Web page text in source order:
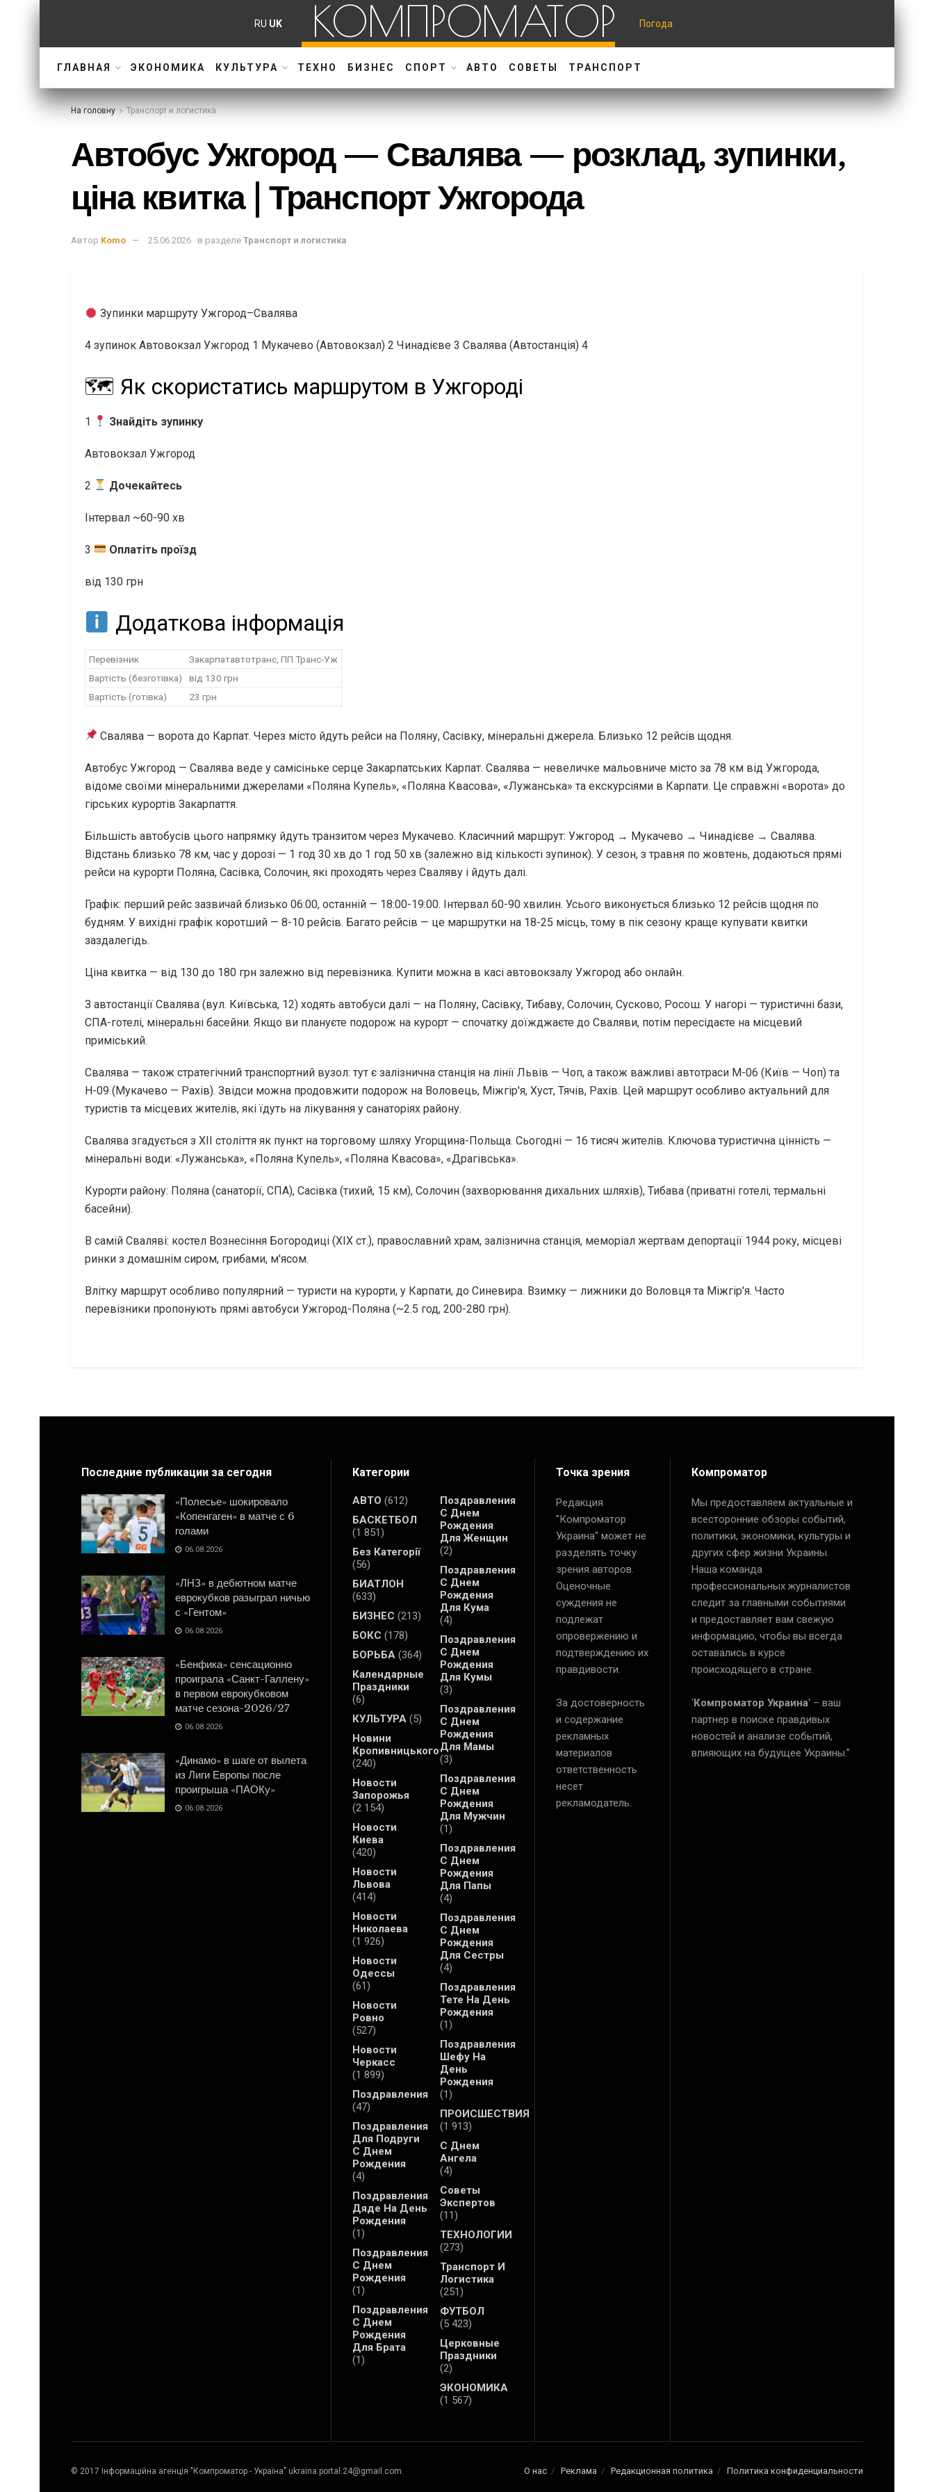
RU UK КОМПРОМАТОР Погода
ГЛАВНАЯ ЭКОНОМИКА КУЛЬТУРА ТЕХНО БИЗНЕС СПОРТ АВТО СОВЕТЫ ТРАНСПОРТ
На головну Транспорт и логистика
Автобус Ужгород — Свалява — розклад, зупинки,
ціна квитка | Транспорт Ужгорода
Автор Komo 25.06.2026 в разделе Транспорт и логистика
Зупинки маршруту Ужгород–Свалява
4 зупинок Автовокзал Ужгород 1 Мукачево (Автовокзал) 2 Чинадієве 3 Свалява (Автостанція) 4
🗺 Як скористатись маршрутом в Ужгороді
1 Знайдіть зупинку
Автовокзал Ужгород
2 Дочекайтесь
Інтервал ~60-90 хв
3 Оплатіть проїзд
від 130 грн
Додаткова інформація
Перевізник
Закарпатавтотранс, ПП Транс-Уж
Вартість (безготівка)
від 130 грн
Вартість (готівка)
23 грн
Свалява — ворота до Карпат. Через місто йдуть рейси на Поляну, Сасівку, мінеральні джерела. Близько 12 рейсів щодня.
Автобус Ужгород — Свалява веде у самісіньке серце Закарпатських Карпат. Свалява — невеличке мальовниче місто за 78 км від Ужгорода,
відоме своїми мінеральними джерелами «Поляна Купель», «Поляна Квасова», «Лужанська» та екскурсіями в Карпати. Це справжні «ворота» до
гірських курортів Закарпаття.
Більшість автобусів цього напрямку йдуть транзитом через Мукачево. Класичний маршрут: Ужгород → Мукачево → Чинадієве → Свалява.
Відстань близько 78 км, час у дорозі — 1 год 30 хв до 1 год 50 хв (залежно від кількості зупинок). У сезон, з травня по жовтень, додаються прямі
рейси на курорти Поляна, Сасівка, Солочин, які проходять через Сваляву і йдуть далі.
Графік: перший рейс зазвичай близько 06:00, останній — 18:00-19:00. Інтервал 60-90 хвилин. Усього виконується близько 12 рейсів щодня по
будням. У вихідні графік коротший — 8-10 рейсів. Багато рейсів — це маршрутки на 18-25 місць, тому в пік сезону краще купувати квитки
заздалегідь.
Ціна квитка — від 130 до 180 грн залежно від перевізника. Купити можна в касі автовокзалу Ужгород або онлайн.
З автостанції Свалява (вул. Київська, 12) ходять автобуси далі — на Поляну, Сасівку, Тибаву, Солочин, Сусково, Росош. У нагорі — туристичні бази,
СПА-готелі, мінеральні басейни. Якщо ви плануєте подорож на курорт — спочатку доїжджаєте до Сваляви, потім пересідаєте на місцевий
приміський.
Свалява — також стратегічний транспортний вузол: тут є залізнична станція на лінії Львів — Чоп, а також важливі автотраси М-06 (Київ — Чоп) та
H-09 (Мукачево — Рахів). Звідси можна продовжити подорож на Воловець, Міжгір'я, Хуст, Тячів, Рахів. Цей маршрут особливо актуальний для
туристів та місцевих жителів, які їдуть на лікування у санаторіях району.
Свалява згадується з XII століття як пункт на торговому шляху Угорщина-Польща. Сьогодні — 16 тисяч жителів. Ключова туристична цінність —
мінеральні води: «Лужанська», «Поляна Купель», «Поляна Квасова», «Драгівська».
Курорти району: Поляна (санаторії, СПА), Сасівка (тихий, 15 км), Солочин (захворювання дихальних шляхів), Тибава (приватні готелі, термальні
басейни).
В самій Сваляві: костел Вознесіння Богородиці (XIX ст.), православний храм, залізнична станція, меморіал жертвам депортації 1944 року, місцеві
ринки з домашнім сиром, грибами, м'ясом.
Влітку маршрут особливо популярний — туристи на курорти, у Карпати, до Синевира. Взимку — лижники до Воловця та Міжгір'я. Часто
перевізники пропонують прямі автобуси Ужгород-Поляна (~2.5 год, 200-280 грн).
Последние публикации за сегодня
«Полесье» шокировало
«Копенгаген» в матче с 6
голами
06.08.2026
«ЛНЗ» в дебютном матче
еврокубков разыграл ничью
с «Гентом»
06.08.2026
«Бенфика» сенсационно
проиграла «Санкт-Галлену»
в первом еврокубковом
матче сезона-2026/27
06.08.2026
«Динамо» в шаге от вылета
из Лиги Европы после
проигрыша «ПАОКу»
06.08.2026
Категории
АВТО (612)
БАСКЕТБОЛ
(1 851)
Без Категорії
(56)
БИАТЛОН
(633)
БИЗНЕС (213)
БОКС (178)
БОРЬБА (364)
Календарные
Праздники
(6)
КУЛЬТУРА (5)
Новини
Кропивницького
(240)
Новости
Запорожья
(2 154)
Новости
Киева
(420)
Новости
Львова
(414)
Новости
Николаева
(1 926)
Новости
Одессы
(61)
Новости
Ровно
(527)
Новости
Черкасс
(1 899)
Поздравления
(47)
Поздравления
Для Подруги
С Днем
Рождения
(4)
Поздравления
Дяде На День
Рождения
(1)
Поздравления
С Днем
Рождения
(1)
Поздравления
С Днем
Рождения
Для Брата
(1)
Поздравления
С Днем
Рождения
Для Женщин
(2)
Поздравления
С Днем
Рождения
Для Кума
(4)
Поздравления
С Днем
Рождения
Для Кумы
(3)
Поздравления
С Днем
Рождения
Для Мамы
(3)
Поздравления
С Днем
Рождения
Для Мужчин
(1)
Поздравления
С Днем
Рождения
Для Папы
(4)
Поздравления
С Днем
Рождения
Для Сестры
(4)
Поздравления
Тете На День
Рождения
(1)
Поздравления
Шефу На
День
Рождения
(1)
ПРОИСШЕСТВИЯ
(1 913)
С Днем
Ангела
(4)
Советы
Экспертов
(11)
ТЕХНОЛОГИИ
(273)
Транспорт И
Логистика
(251)
ФУТБОЛ
(5 423)
Церковные
Праздники
(2)
ЭКОНОМИКА
(1 567)
Точка зрения
Редакция
"Компроматор
Украина" может не
разделять точку
зрения авторов.
Оценочные
суждения не
подлежат
опровержению и
подтверждению их
правдивости.
За достоверность
и содержание
рекламных
материалов
ответственность
несет
рекламодатель.
Компроматор
Мы предоставляем актуальные и
всесторонние обзоры событий,
политики, экономики, культуры и
других сфер жизни Украины.
Наша команда
профессиональных журналистов
следит за главными событиями
и предоставляет вам свежую
информацию, чтобы вы всегда
оставались в курсе
происходящего в стране.
‘Компроматор Украина‘ – ваш
партнер в поиске правдивых
новостей и анализе событий,
влияющих на будущее Украины.”
О нас Реклама Редакционная политика Политика конфиденциальности
© 2017 Інформаційна агенція "Компроматор - Україна" ukraina.portal.24@gmail.com.